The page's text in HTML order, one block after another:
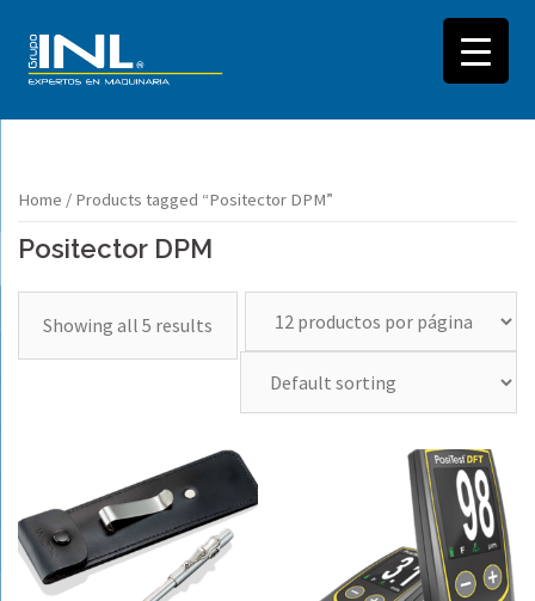
contenido
Home / Products tagged “Positector DPM”
Positector DPM
Showing all 5 results